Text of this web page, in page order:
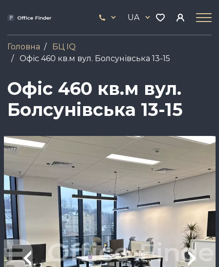
17
UA
Головна
БЦ IQ
Офіс 460 кв.м вул. Болсунівська 13-15
Офіс 460 кв.м вул.
Болсунівська 13-15
Зображення